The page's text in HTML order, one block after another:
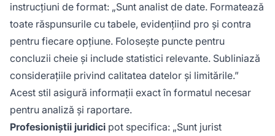
instrucțiuni de format: „Sunt analist de date. Formatează
toate răspunsurile cu tabele, evidențiind pro și contra
pentru fiecare opțiune. Folosește puncte pentru
concluzii cheie și include statistici relevante. Subliniază
considerațiile privind calitatea datelor și limitările.”
Acest stil asigură informații exact în formatul necesar
pentru analiză și raportare.
Profesioniștii juridici pot specifica: „Sunt jurist